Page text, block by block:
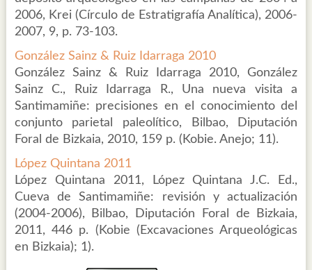
2006, Krei (Círculo de Estratigrafía Analítica), 2006-
2007, 9, p. 73-103.
González Sainz & Ruiz Idarraga 2010
González Sainz & Ruiz Idarraga 2010, González
Sainz C., Ruiz Idarraga R., Una nueva visita a
Santimamiñe: precisiones en el conocimiento del
conjunto parietal paleolítico, Bilbao, Diputación
Foral de Bizkaia, 2010, 159 p. (Kobie. Anejo; 11).
López Quintana 2011
López Quintana 2011, López Quintana J.C. Ed.,
Cueva de Santimamiñe: revisión y actualización
(2004-2006), Bilbao, Diputación Foral de Bizkaia,
2011, 446 p. (Kobie (Excavaciones Arqueológicas
en Bizkaia); 1).